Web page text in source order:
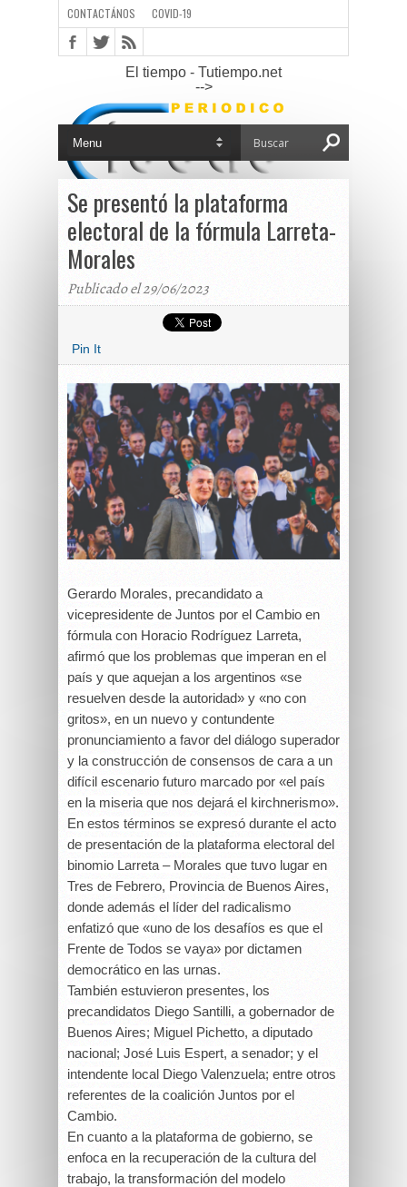
CONTACTÁNOS COVID-19
El tiempo - Tutiempo.net
-->
Se presentó la plataforma
electoral de la fórmula Larreta-
Morales
Publicado el 29/06/2023
Pin It
Gerardo Morales, precandidato a
vicepresidente de Juntos por el Cambio en
fórmula con Horacio Rodríguez Larreta,
afirmó que los problemas que imperan en el
país y que aquejan a los argentinos «se
resuelven desde la autoridad» y «no con
gritos», en un nuevo y contundente
pronunciamiento a favor del diálogo superador
y la construcción de consensos de cara a un
difícil escenario futuro marcado por «el país
en la miseria que nos dejará el kirchnerismo».
En estos términos se expresó durante el acto
de presentación de la plataforma electoral del
binomio Larreta – Morales que tuvo lugar en
Tres de Febrero, Provincia de Buenos Aires,
donde además el líder del radicalismo
enfatizó que «uno de los desafíos es que el
Frente de Todos se vaya» por dictamen
democrático en las urnas.
También estuvieron presentes, los
precandidatos Diego Santilli, a gobernador de
Buenos Aires; Miguel Pichetto, a diputado
nacional; José Luis Espert, a senador; y el
intendente local Diego Valenzuela; entre otros
referentes de la coalición Juntos por el
Cambio.
En cuanto a la plataforma de gobierno, se
enfoca en la recuperación de la cultura del
trabajo, la transformación del modelo